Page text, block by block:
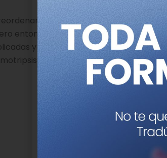
cromosómico en el que
entonces, ¿Cuál es la diferencia con
y en la cantidad de
para entenderlo mejor.